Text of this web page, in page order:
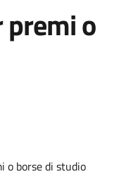
premi o
o borse di studio